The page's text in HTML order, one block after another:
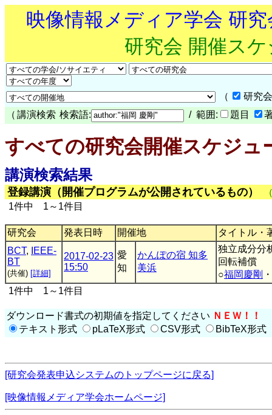
映像情報メディア学会 研
研究会 開催ス
（
研究
（ 講演検索 検索語: / 範囲: 題目
すべての研究会開催スケジュ
講演検索結果
登録講演（開催プログラムが公開されているもの）
1件中 1～1件目
研究会 発表日時 開催地
タイトル・
BCT,
IEEE-
BT
(共催) [詳細]
2017-02-23
15:50
愛
知
かんぽの宿 知多
美浜
独立成分分
回転補償
○福岡慶剛 ・
1件中 1～1件目
ダウンロード書式の初期値を指定してください ＮＥＷ！！
テキスト形式
pLaTeX形式 CSV形式 BibTeX形式
[研究会発表申込システムのトップページに戻る]
[映像情報メディア学会ホームページ]